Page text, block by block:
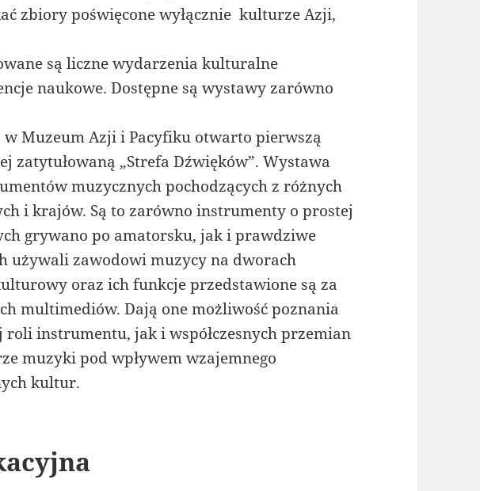
zbiory poświęcone wyłącznie kulturze Azji,
są liczne wydarzenia kulturalne
naukowe. Dostępne są wystawy zarówno
w Muzeum Azji i Pacyfiku otwarto pierwszą
zatytułowaną „Strefa Dźwięków”. Wystawa
muzycznych pochodzących z różnych
i krajów. Są to zarówno instrumenty o prostej
grywano po amatorsku, jak i prawdziwe
używali zawodowi muzycy na dworach
oraz ich funkcje przedstawione są za
multimediów. Dają one możliwość poznania
instrumentu, jak i współczesnych przemian
muzyki pod wpływem wzajemnego
kultur.